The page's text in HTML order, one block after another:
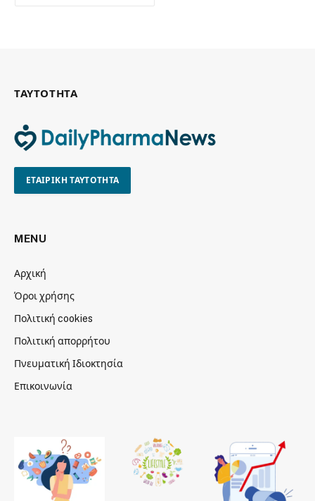
ΤΑΥΤΟΤΗΤΑ
ΕΤΑΙΡΙΚΗ ΤΑΥΤΟΤΗΤΑ
MENU
Αρχική
Όροι χρήσης
Πολιτική cookies
Πολιτική απορρήτου
Πνευματική Ιδιοκτησία
Επικοινωνία